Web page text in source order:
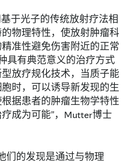
于光子的传统放射疗法相
物理特性，使放射肿瘤科
准性避免伤害附近的正常
具有典范意义的治疗方式
放疗规化技术，当质子能
时，可以诱导新发现的生
据患者的肿瘤生物学特性
成为可能”，Mutter博士
们的发现是通过与物理